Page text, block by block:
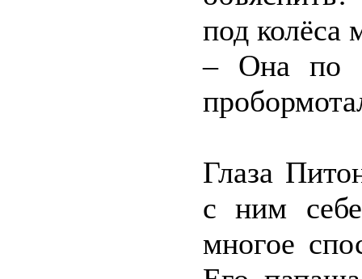
под колёса
– Она по
Глаза
с ним
многое